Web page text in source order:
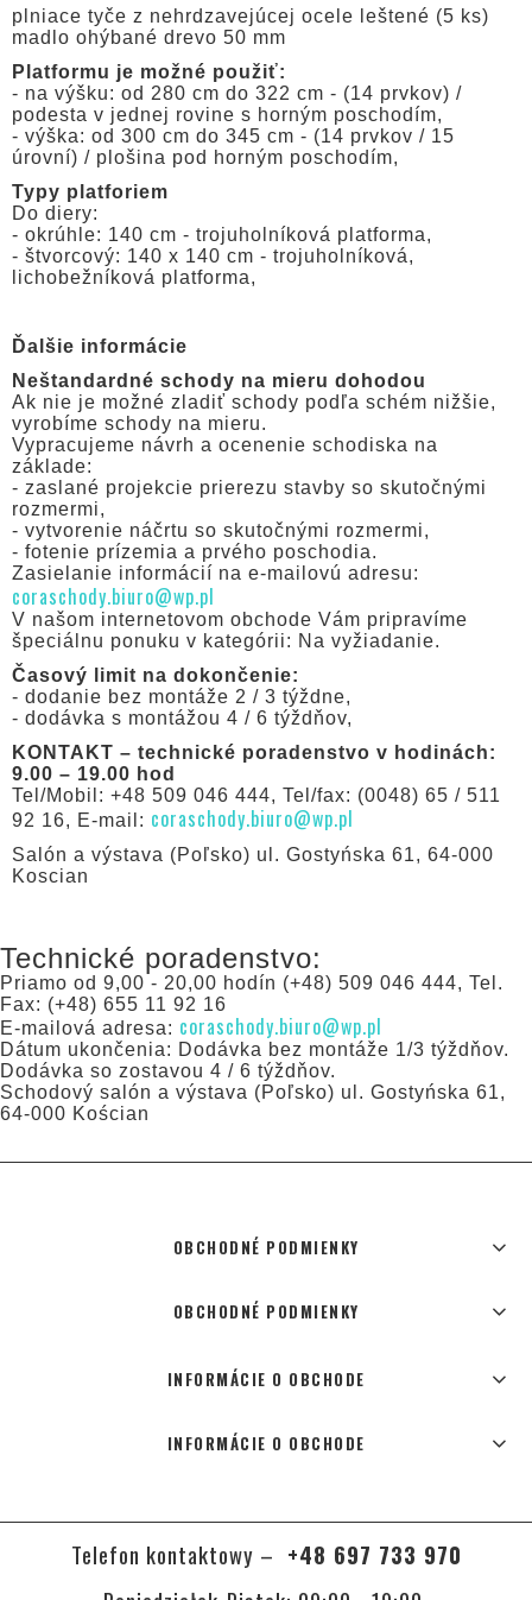
plniace tyče z nehrdzavejúcej ocele leštené (5 ks)
madlo ohýbané drevo 50 mm
Platformu je možné použiť:
- na výšku: od 280 cm do 322 cm - (14 prvkov) /
podesta v jednej rovine s horným poschodím,
- výška: od 300 cm do 345 cm - (14 prvkov / 15
úrovní) / plošina pod horným poschodím,
Typy platforiem
Do diery:
- okrúhle: 140 cm - trojuholníková platforma,
- štvorcový: 140 x 140 cm - trojuholníková,
lichobežníková platforma,
Ďalšie informácie
Neštandardné schody na mieru dohodou
Ak nie je možné zladiť schody podľa schém nižšie,
vyrobíme schody na mieru.
Vypracujeme návrh a ocenenie schodiska na
základe:
- zaslané projekcie prierezu stavby so skutočnými
rozmermi,
- vytvorenie náčrtu so skutočnými rozmermi,
- fotenie prízemia a prvého poschodia.
Zasielanie informácií na e-mailovú adresu:
coraschody.biuro@wp.pl
V našom internetovom obchode Vám pripravíme
špeciálnu ponuku v kategórii: Na vyžiadanie.
Časový limit na dokončenie:
- dodanie bez montáže 2 / 3 týždne,
- dodávka s montážou 4 / 6 týždňov,
KONTAKT – technické poradenstvo v hodinách:
9.00 – 19.00 hod
Tel/Mobil: +48 509 046 444, Tel/fax: (0048) 65 / 511
92 16, E-mail: coraschody.biuro@wp.pl
Salón a výstava (Poľsko) ul. Gostyńska 61, 64-000
Koscian
Technické poradenstvo:
Priamo od 9,00 - 20,00 hodín (+48) 509 046 444, Tel.
Fax: (+48) 655 11 92 16
E-mailová adresa: coraschody.biuro@wp.pl
Dátum ukončenia: Dodávka bez montáže 1/3 týždňov.
Dodávka so zostavou 4 / 6 týždňov.
Schodový salón a výstava (Poľsko) ul. Gostyńska 61,
64-000 Kościan
OBCHODNÉ PODMIENKY
OBCHODNÉ PODMIENKY
INFORMÁCIE O OBCHODE
INFORMÁCIE O OBCHODE
Telefon kontaktowy – +48 697 733 970